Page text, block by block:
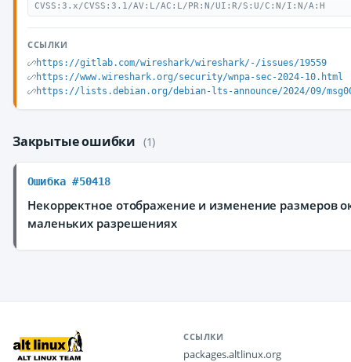
CVSS:3.x/CVSS:3.1/AV:L/AC:L/PR:N/UI:R/S:U/C:N/I:N/A:H
ССЫЛКИ
https://gitlab.com/wireshark/wireshark/-/issues/19559
https://www.wireshark.org/security/wnpa-sec-2024-10.html
https://lists.debian.org/debian-lts-announce/2024/09/
Закрытые ошибки (1)
Ошибка #50418
Некорректное отображение и изменение размеров
маленьких разрешениях
ССЫЛКИ
packages.altlinux.org